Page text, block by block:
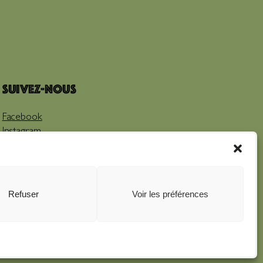
Refuser Voir les préférences
Suivez-nous
Facebook
Instagram